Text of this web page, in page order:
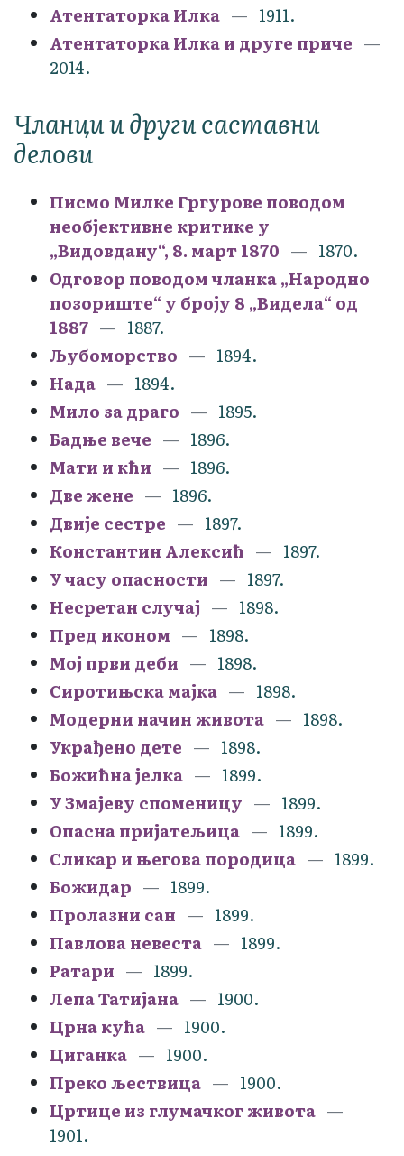
Атентаторка Илка
1911.
Атентаторка Илка и друге приче
2014.
Чланци и други саставни
делови
Писмо Милке Гргурове поводом
необјективне критике у
„Видовдану“, 8. март 1870
1870.
Одговор поводом чланка „Народно
позориште“ у броју 8 „Видела“ од
1887
1887.
Љубоморство
1894.
Нада
1894.
Мило за драго
1895.
Бадње вече
1896.
Мати и кћи
1896.
Две жене
1896.
Двије сестре
1897.
Константин Алексић
1897.
У часу опасности
1897.
Несретан случај
1898.
Пред иконом
1898.
Мој први деби
1898.
Сиротињска мајка
1898.
Модерни начин живота
1898.
Украђено дете
1898.
Божићна јелка
1899.
У Змајеву споменицу
1899.
Опасна пријатељица
1899.
Сликар и његова породица
1899.
Божидар
1899.
Пролазни сан
1899.
Павлова невеста
1899.
Ратари
1899.
Лепа Татијана
1900.
Црна кућа
1900.
Циганка
1900.
Преко љествица
1900.
Цртице из глумачког живота
1901.